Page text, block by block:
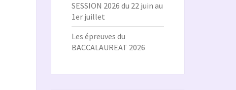
SESSION 2026 du 22 juin au
1er juillet
Les épreuves du
BACCALAUREAT 2026